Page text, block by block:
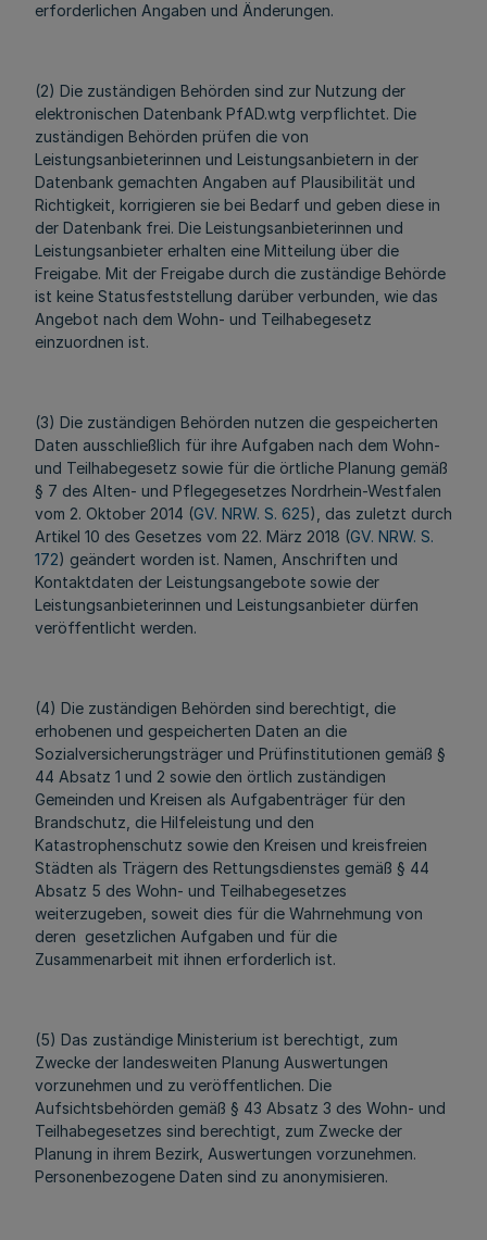
erforderlichen Angaben und Änderungen.
(2) Die zuständigen Behörden sind zur Nutzung der
elektronischen Datenbank PfAD.wtg verpflichtet. Die
zuständigen Behörden prüfen die von
Leistungsanbieterinnen und Leistungsanbietern in der
Datenbank gemachten Angaben auf Plausibilität und
Richtigkeit, korrigieren sie bei Bedarf und geben diese in
der Datenbank frei. Die Leistungsanbieterinnen und
Leistungsanbieter erhalten eine Mitteilung über die
Freigabe. Mit der Freigabe durch die zuständige Behörde
ist keine Statusfeststellung darüber verbunden, wie das
Angebot nach dem Wohn- und Teilhabegesetz
einzuordnen ist.
(3) Die zuständigen Behörden nutzen die gespeicherten
Daten ausschließlich für ihre Aufgaben nach dem Wohn-
und Teilhabegesetz sowie für die örtliche Planung gemäß
§ 7 des Alten- und Pflegegesetzes Nordrhein-Westfalen
vom 2. Oktober 2014 (GV. NRW. S. 625), das zuletzt durch
Artikel 10 des Gesetzes vom 22. März 2018 (GV. NRW. S.
172) geändert worden ist. Namen, Anschriften und
Kontaktdaten der Leistungsangebote sowie der
Leistungsanbieterinnen und Leistungsanbieter dürfen
veröffentlicht werden.
(4) Die zuständigen Behörden sind berechtigt, die
erhobenen und gespeicherten Daten an die
Sozialversicherungsträger und Prüfinstitutionen gemäß §
44 Absatz 1 und 2 sowie den örtlich zuständigen
Gemeinden und Kreisen als Aufgabenträger für den
Brandschutz, die Hilfeleistung und den
Katastrophenschutz sowie den Kreisen und kreisfreien
Städten als Trägern des Rettungsdienstes gemäß § 44
Absatz 5 des Wohn- und Teilhabegesetzes
weiterzugeben, soweit dies für die Wahrnehmung von
deren gesetzlichen Aufgaben und für die
Zusammenarbeit mit ihnen erforderlich ist.
(5) Das zuständige Ministerium ist berechtigt, zum
Zwecke der landesweiten Planung Auswertungen
vorzunehmen und zu veröffentlichen. Die
Aufsichtsbehörden gemäß § 43 Absatz 3 des Wohn- und
Teilhabegesetzes sind berechtigt, zum Zwecke der
Planung in ihrem Bezirk, Auswertungen vorzunehmen.
Personenbezogene Daten sind zu anonymisieren.